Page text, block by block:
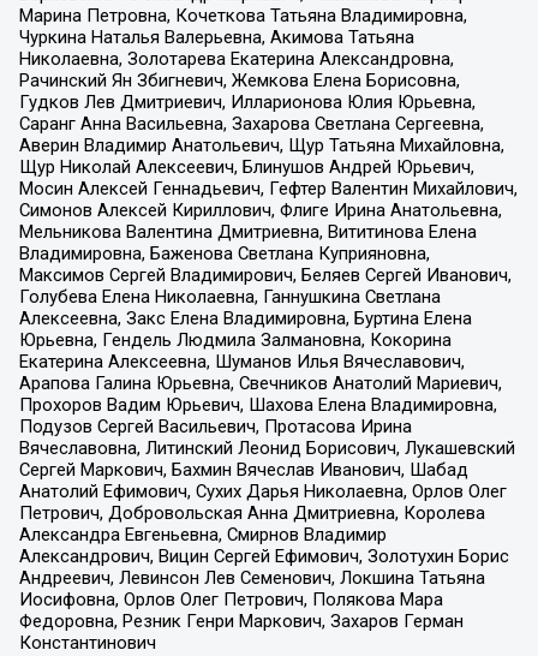
Марина Петровна, Кочеткова Татьяна Владимировна,
Чуркина Наталья Валерьевна, Акимова Татьяна
Николаевна, Золотарева Екатерина Александровна,
Рачинский Ян Збигневич, Жемкова Елена Борисовна,
Гудков Лев Дмитриевич, Илларионова Юлия Юрьевна,
Саранг Анна Васильевна, Захарова Светлана Сергеевна,
Аверин Владимир Анатольевич, Щур Татьяна Михайловна,
Щур Николай Алексеевич, Блинушов Андрей Юрьевич,
Мосин Алексей Геннадьевич, Гефтер Валентин Михайлович,
Симонов Алексей Кириллович, Флиге Ирина Анатольевна,
Мельникова Валентина Дмитриевна, Вититинова Елена
Владимировна, Баженова Светлана Куприяновна,
Максимов Сергей Владимирович, Беляев Сергей Иванович,
Голубева Елена Николаевна, Ганнушкина Светлана
Алексеевна, Закс Елена Владимировна, Буртина Елена
Юрьевна, Гендель Людмила Залмановна, Кокорина
Екатерина Алексеевна, Шуманов Илья Вячеславович,
Арапова Галина Юрьевна, Свечников Анатолий Мариевич,
Прохоров Вадим Юрьевич, Шахова Елена Владимировна,
Подузов Сергей Васильевич, Протасова Ирина
Вячеславовна, Литинский Леонид Борисович, Лукашевский
Сергей Маркович, Бахмин Вячеслав Иванович, Шабад
Анатолий Ефимович, Сухих Дарья Николаевна, Орлов Олег
Петрович, Добровольская Анна Дмитриевна, Королева
Александра Евгеньевна, Смирнов Владимир
Александрович, Вицин Сергей Ефимович, Золотухин Борис
Андреевич, Левинсон Лев Семенович, Локшина Татьяна
Иосифовна, Орлов Олег Петрович, Полякова Мара
Федоровна, Резник Генри Маркович, Захаров Герман
Константинович